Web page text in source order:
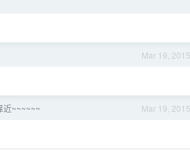
Mar 19, 2015
Mar 19, 2015
近~~~~~~